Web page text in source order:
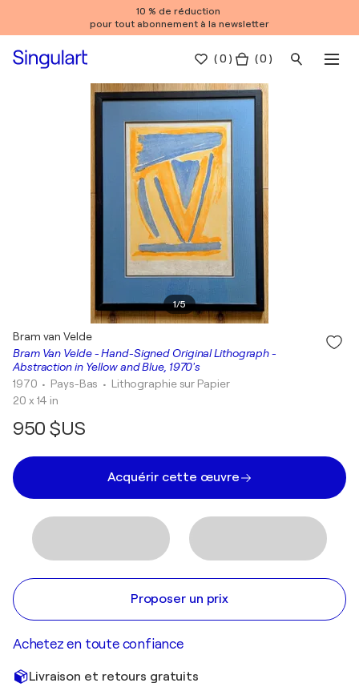
10 % de réduction
pour tout abonnement à la newsletter
(0 ) ( 0 )
1/5
Bram Van Velde - Hand-Signed Original Lithograph -
Abstraction in Yellow and Blue, 1970's
Bram van Velde
1970 • Pays-Bas • Lithographie sur Papier
20 x 14 in
950 $US
Acquérir cette œuvre
Proposer un prix
Achetez en toute confiance
Livraison et retours gratuits